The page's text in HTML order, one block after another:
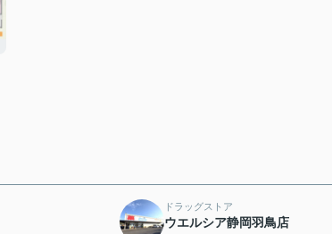
ドラッグストア
ウエルシア静岡羽鳥店